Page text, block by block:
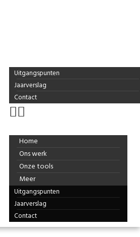
Uitgangspunten
Jaarverslag
Contact
Home
Ons werk
Onze tools
Meer
Uitgangspunten
Jaarverslag
Contact